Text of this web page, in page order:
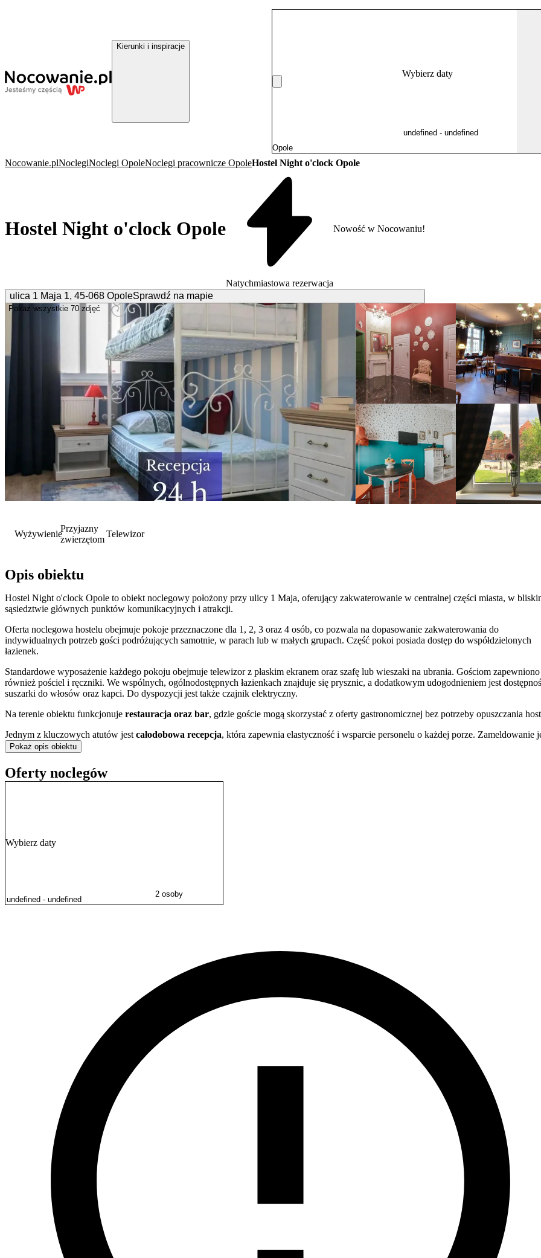
Kierunki i inspiracje
Wybierz daty
Nocowanie.plNoclegiNoclegi OpoleNoclegi pracownicze OpoleHostel Night o'clock Opole
Hostel Night o'clock Opole
Natychmiastowa rezerwacja
Nowość w Nocowaniu!
ulica 1 Maja 1, 45-068 OpoleSprawdź na mapie
Pokaż wszystkie 70 zdjęć
Wyżywienie
Przyjazny
zwierzętom
Telewizor
Opis obiektu
Hostel Night o'clock Opole to obiekt noclegowy położony przy ulicy 1 Maja, oferujący zakwaterowanie w centralnej części miasta, w
sąsiedztwie głównych punktów komunikacyjnych i atrakcji.
Oferta noclegowa hostelu obejmuje pokoje przeznaczone dla 1, 2, 3 oraz 4 osób, co pozwala na dopasowanie zakwaterowania do
indywidualnych potrzeb gości podróżujących samotnie, w parach lub w małych grupach. Część pokoi posiada dostęp do współdzielonych
łazienek.
Standardowe wyposażenie każdego pokoju obejmuje telewizor z płaskim ekranem oraz szafę lub wieszaki na ubrania. Gościom zapewniono
również pościel i ręczniki. We wspólnych, ogólnodostępnych łazienkach znajduje się prysznic, a dodatkowym udogodnieniem jest
suszarki do włosów oraz kapci. Do dyspozycji jest także czajnik elektryczny.
Na terenie obiektu funkcjonuje restauracja oraz bar, gdzie goście mogą skorzystać z oferty gastronomicznej bez potrzeby opuszczania
Jednym z kluczowych atutów jest całodobowa recepcja, która zapewnia elastyczność i wsparcie personelu o każdej porze. Zameldowanie
możliwe od godziny 14:00. Na miejscu dostępne są także praktyczne usługi, takie jak bankomat i kantor wymiany walut. Warto zaznaczyć, że
obiekt jestprzyjazny zwierzętom
Hostel jest doskonale skomunikowany z resztą miasta. W bezpośrednim sąsiedztwie znajduje się dworzec kolejowy PKP Opole Główne, co
Pokaż opis obiektu
Oferty noclegów
Wybierz daty
2 osoby